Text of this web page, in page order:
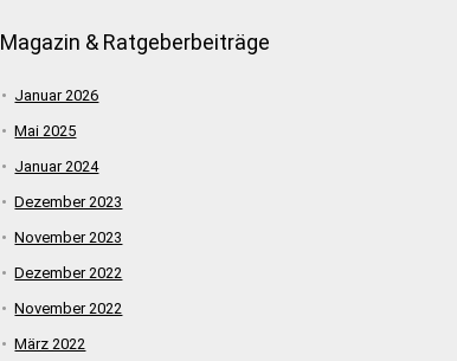
Magazin & Ratgeberbeiträge
Januar 2026
Mai 2025
Januar 2024
Dezember 2023
November 2023
Dezember 2022
November 2022
März 2022